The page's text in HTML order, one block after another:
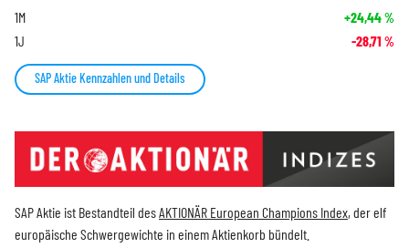
1M +24,44%
1J -28,71 %
SAP Aktie Kennzahlen und Details
SAP Aktie ist Bestandteil desAKTIONÄR European Champions Index, der elf
europäische Schwergewichte in einem Aktienkorb bündelt.